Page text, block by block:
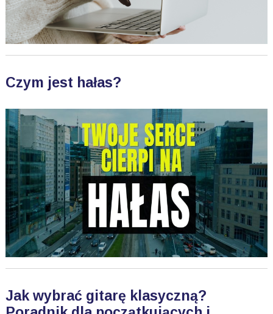
Czym jest hałas?
Jak wybrać gitarę klasyczną?